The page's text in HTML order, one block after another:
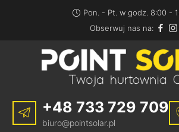
Pon. - Pt. w godz. 8:00 -
Obserwuj nas na:
+48 733 729 709
biuro@pointsolar.pl